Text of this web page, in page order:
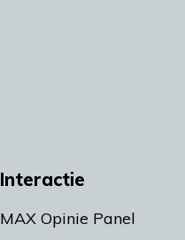
Interactie
MAX Opinie Panel